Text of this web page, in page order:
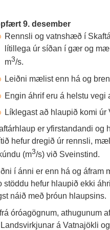
9. desember
Rennsli og vatnshæð í
lítillega úr síðan í gær og
m3/s.
Leiðni mælist enn há og
Engin áhrif eru á helstu vegi
Líklegast að hlaupið komi úr
er yfirstandandi og
hefur dregið úr rennsli,
(m3/s) við Sveinstind.
í ánni er enn há og áfram
stöddu hefur hlaupið ekki
náið með þróun hlaupsins.
óróagögnum, athugunum
á Vatnajökli